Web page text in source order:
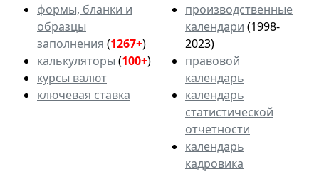
формы, бланки и
образцы
заполнения (1267+)
калькуляторы (100+)
курсы валют
ключевая ставка
производственные
календари (1998-
2023)
правовой
календарь
календарь
статистической
отчетности
календарь
кадровика